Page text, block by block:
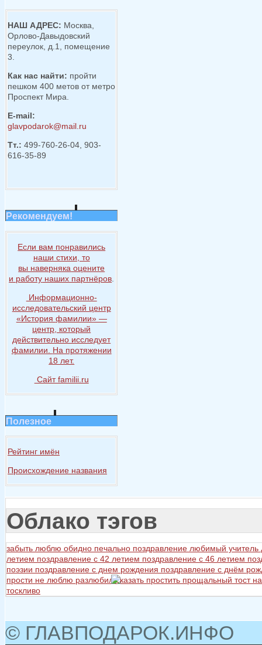
НАШ АДРЕС: Москва,
Орлово-Давыдовский
переулок, д.1, помещение
3.
Как нас найти: пройти
пешком 400 метов от метро
Проспект Мира.
E-mail:
glavpodarok@mail.ru
Тт.: 499-760-26-04, 903-
616-35-89
Рекомендуем!
Если вам понравились
наши стихи, то
вы наверняка оцените
и работу наших партнёров
Информационно-
исследовательский центр
«История фамилии» —
центр, который
действительно исследует
фамилии. На протяжении
18 лет.
Сайт familii.ru
Полезное
Рейтинг имён
Происхождение названия
Облако тэгов
забыть люблю обидно печально поздравление любимый учитель
летием поздравление с 42 летием поздравление с 46 летием
поэзии поздравление с днем рождения поздравление с днём
прости не люблю разлюбил сказать простить прощальный тост
тоскливо
© ГЛАВПОДАРОК.ИНФО